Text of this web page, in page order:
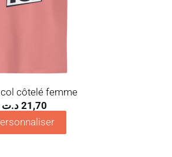
côtelé femme
21,70 د.ت